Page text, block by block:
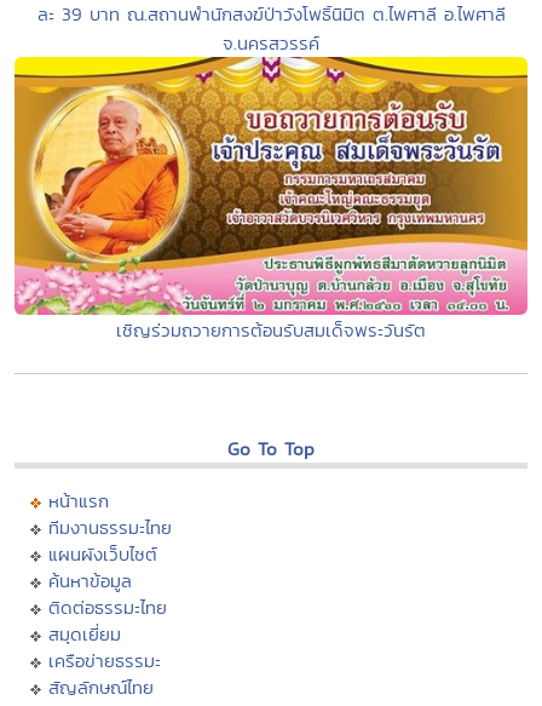
ละ 39 บาท ณ.สถานพำนักสงฆ์ป่าวังโพธิ์นิมิต ต.ไพศาลี อ.ไพศาลี
จ.นครสวรรค์
เชิญร่วมถวายการต้อนรับสมเด็จพระวันรัต
Go To Top
หน้าแรก
ทีมงานธรรมะไทย
แผนผังเว็บไซต์
ค้นหาข้อมูล
ติดต่อธรรมะไทย
สมุดเยี่ยม
เครือข่ายธรรมะ
สัญลักษณ์ไทย